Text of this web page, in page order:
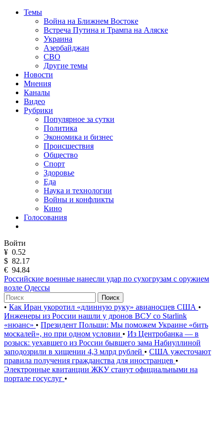
Темы
Война на Ближнем Востоке
Встреча Путина и Трампа на Аляске
Украина
Азербайджан
СВО
Другие темы
Новости
Мнения
Каналы
Видео
Рубрики
Популярное за сутки
Политика
Экономика и бизнес
Происшествия
Общество
Спорт
Здоровье
Еда
Наука и технологии
Войны и конфликты
Кино
Голосования
Войти
¥ 0.52
$ 82.17
€ 94.84
Российские военные нанесли удар по сухогрузам с оружием
возле Одессы
Поиск
• Как Иран укоротил «длинную руку» авианосцев США •
Инженеры из России нашли у дронов ВСУ со Starlink
«нюанс» • Президент Польши: Мы поможем Украине «бить
москалей», но при одном условии • Из Центробанка — в
розыск: уехавшего из России бывшего зама Набиуллиной
заподозрили в хищении 4,3 млрд рублей • США ужесточают
правила получения гражданства для иностранцев •
Электронные квитанции ЖКУ станут официальными на
портале госуслуг •